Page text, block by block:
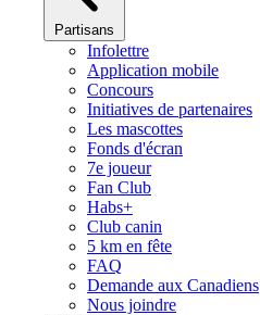
Partisans
Infolettre
Application mobile
Concours
Initiatives de partenaires
Les mascottes
Fonds d'écran
7e joueur
Fan Club
Habs+
Club canin
5 km en fête
FAQ
Demande aux Canadiens
Nous joindre